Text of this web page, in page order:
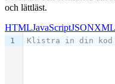
och lättläst.
HTMLJavaScriptJSONXML
1 Klistra in din